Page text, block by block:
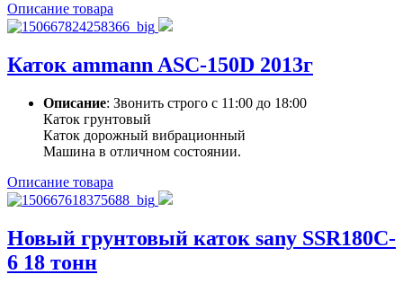
Описание товара
Каток ammann ASC-150D 2013г
Описание: Звонить строго с 11:00 до 18:00
Каток грунтовый
Каток дорожный вибрационный
Машина в отличном состоянии.
Описание товара
Новый грунтовый каток sany SSR180C-
6 18 тонн